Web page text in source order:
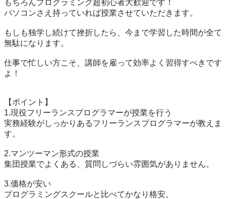
もちろんプログラミング超初心者大歓迎です！
パソコンさえ持っていれば授業させていただきます。
もしも独学し続けて挫折したら、今まで学習した時間が全て
無駄になります。
仕事で忙しい方こそ、講師を雇って効率よく習得すべきです
よ！
【ポイント】
1.現役フリーランスプログラマーが授業を行う
実務経験がしっかりあるフリーランスプログラマーが教えま
す。
2.マンツーマン形式の授業
集団授業でよくある、質問しづらい雰囲気がありません。
3.価格が安い
プログラミングスクールと比べてかなり格安。